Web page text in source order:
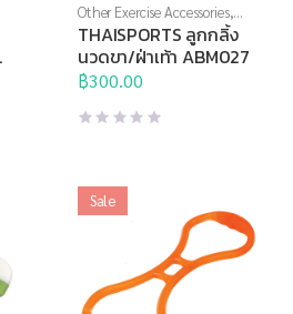
Other Exercise Accessories,
Thai Sports,อุปกรณ์นวด,
อุปกรณ์บริหารกาย,อุปกรณ์
สุขภาพเพื่อผู้สูงวัย
THAISPORTS ลูกกลิ้ง
นวดขา/ฝ่าเท้า ABM027
฿300.00
Sale